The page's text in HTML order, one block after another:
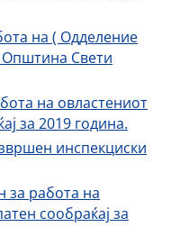
на ( Одделение
Општина Свети
на овластениот
за 2019 година.
инспекциски
за работа на
сообраќај за